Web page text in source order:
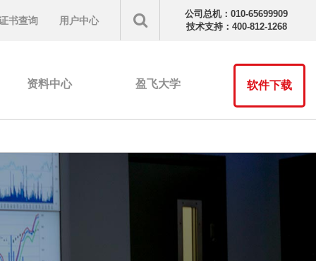
书查询 用户中心
公司总机：010-65699909
技术支持：400-812-1268
资料中心 盈飞大学 软件下载